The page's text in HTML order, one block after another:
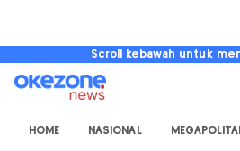
Scroll kebawah untuk
HOME NASIONAL